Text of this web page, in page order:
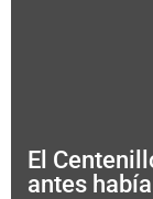
El
antes